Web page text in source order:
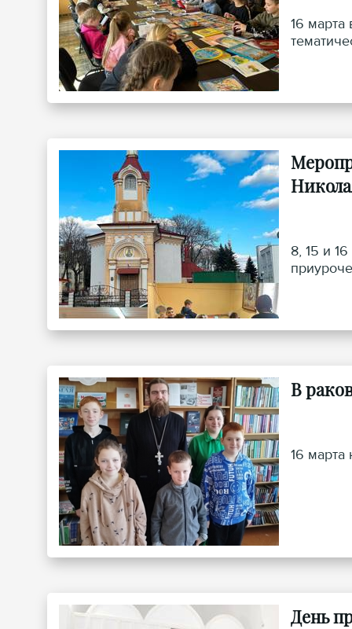
16
8, 15 и
В
16
День